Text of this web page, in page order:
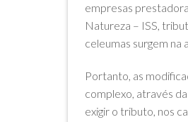
empresas
Natureza – ISS,
celeumas surgem
Portanto, as
complexo, através
exigir o tributo, nos